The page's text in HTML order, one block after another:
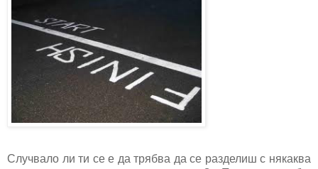
Случвало ли ти се е да трябва да се разделиш с някаква